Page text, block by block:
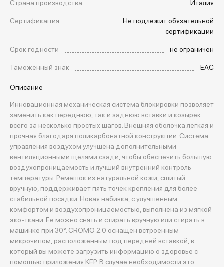
Страна производства
Италия
Сертификация
Не подлежит обязательной
сертификации
Срок годности
не ограничен
Таможенный знак
EAC
Описание
Инновационная механическая система блокировки позволяет
заменить как переднюю, так и заднюю вставки и козырек
всего за несколько простых шагов. Внешняя оболочка легкая и
прочная благодаря поликарбонатной конструкции. Система
управления воздухом улучшена дополнительными
вентиляционными щелями сзади, чтобы обеспечить большую
воздухопроницаемость и лучший внутренний контроль
температуры. Ремешок из натуральной кожи, сшитый
вручную, поддерживает пять точек крепления для более
стабильной посадки. Новая набивка, с улучшенным
комфортом и воздухопроницаемостью, выполнена из мягкой
эко-ткани. Ее можно снять и стирать вручную или стирать в
машинке при 30°. CROMO 2.0 оснащен встроенным
микрочипом, расположенным под передней вставкой, в
который вы можете загрузить информацию о здоровье с
помощью приложения KEP. В случае необходимости это